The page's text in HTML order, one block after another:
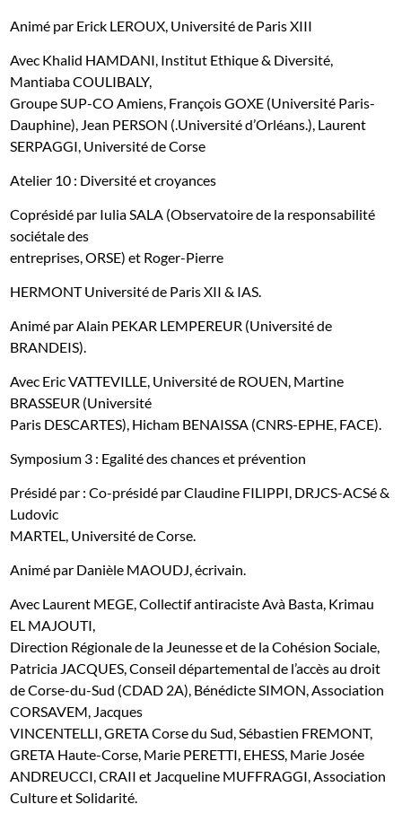
Animé par Erick LEROUX, Université de Paris XIII
Avec Khalid HAMDANI, Institut Ethique & Diversité,
Mantiaba COULIBALY,
Groupe SUP-CO Amiens, François GOXE (Université Paris-
Dauphine), Jean PERSON (.Université d’Orléans.), Laurent
SERPAGGI, Université de Corse
Atelier 10 : Diversité et croyances
Coprésidé par Iulia SALA (Observatoire de la responsabilité
sociétale des
entreprises, ORSE) et Roger-Pierre
HERMONT Université de Paris XII & IAS.
Animé par Alain PEKAR LEMPEREUR (Université de
BRANDEIS).
Avec Eric VATTEVILLE, Université de ROUEN, Martine
BRASSEUR (Université
Paris DESCARTES), Hicham BENAISSA (CNRS-EPHE, FACE).
Symposium 3 : Egalité des chances et prévention
Présidé par : Co-présidé par Claudine FILIPPI, DRJCS-ACSé &
Ludovic
MARTEL, Université de Corse.
Animé par Danièle MAOUDJ, écrivain.
Avec Laurent MEGE, Collectif antiraciste Avà Basta, Krimau
EL MAJOUTI,
Direction Régionale de la Jeunesse et de la Cohésion Sociale,
Patricia JACQUES, Conseil départemental de l’accès au droit
de Corse-du-Sud (CDAD 2A), Bénédicte SIMON, Association
CORSAVEM, Jacques
VINCENTELLI, GRETA Corse du Sud, Sébastien FREMONT,
GRETA Haute-Corse, Marie PERETTI, EHESS, Marie Josée
ANDREUCCI, CRAII et Jacqueline MUFFRAGGI, Association
Culture et Solidarité.